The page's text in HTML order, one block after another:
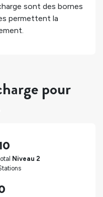
sont des bornes
permettent la
pour
Niveau 2